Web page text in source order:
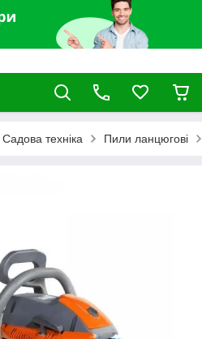
Садова техніка Пили ланцюгові